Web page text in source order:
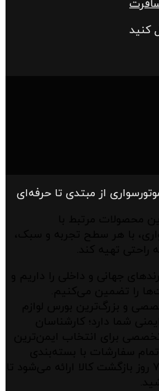
کنید
از مبتدی تا حرفه‌ای